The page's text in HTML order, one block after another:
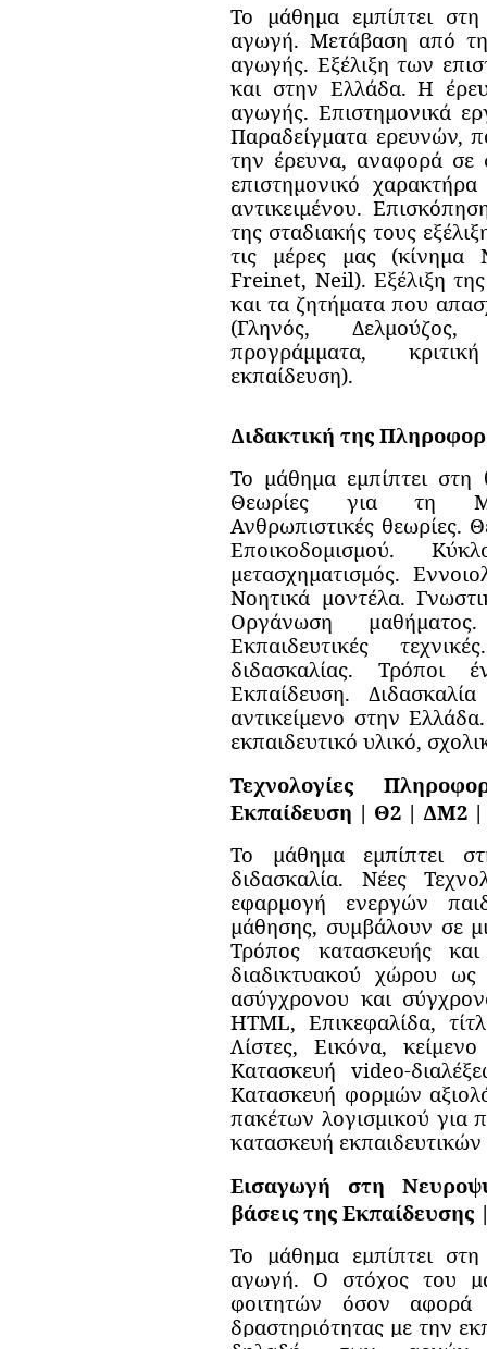
Το μάθημα εμπίπτει
αγωγή. Μετάβαση από
αγωγής. Εξέλιξη των
και στην Ελλάδα. Η
αγωγής. Επιστημονικά
Παραδείγματα ερευνών,
την έρευνα, αναφορά σε
επιστημονικό
αντικειμένου.
της σταδιακής τους
τις μέρες μας
Freinet, Neil). Εξέλιξη
και τα ζητήματα που
(Γληνός, Δελμούζος,
προγράμματα,
εκπαίδευση).
Διδακτική της
Το μάθημα εμπίπτει στη
Θεωρίες για τη
Ανθρωπιστικές θεωρίες.
Εποικοδομισμού.
μετασχηματισμός.
Νοητικά μοντέλα.
Οργάνωση
Εκπαιδευτικές
διδασκαλίας. Τρόποι
Εκπαίδευση.
αντικείμενο στην
εκπαιδευτικό υλικό,
Τεχνολογίες
Εκπαίδευση | Θ2 | ΔΜ2 |
Το μάθημα εμπίπτει
διδασκαλία. Νέες
εφαρμογή ενεργών
μάθησης, συμβάλουν σε
Τρόπος κατασκευής
διαδικτυακού χώρου ως
ασύγχρονου και
HTML, Επικεφαλίδα,
Λίστες, Εικόνα,
Κατασκευή video-
Κατασκευή φορμών
πακέτων λογισμικού για
κατασκευή
Εισαγωγή στη
βάσεις της
Το μάθημα εμπίπτει
αγωγή. Ο στόχος του
φοιτητών όσον αφορά
δραστηριότητας με την